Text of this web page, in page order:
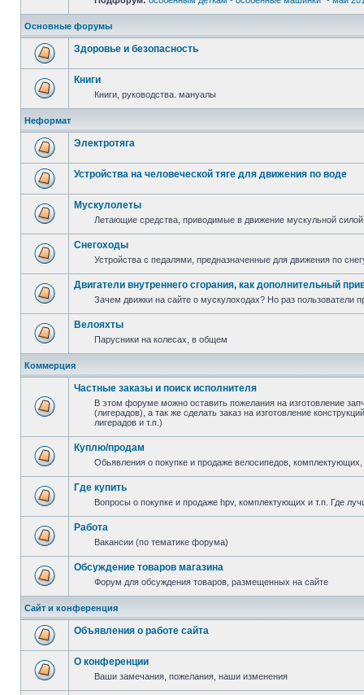
Основные форумы
Здоровье и безопасность
Книги
Книги, руководства. мануалы
Неформат
Электротяга
Устройства на человеческой тяге для движения по воде
Мускулолеты
Летающие средства, приводимые в движение мускульной силой
Снегоходы
Устройства с педалями, предназначенные для движения по
Двигатели внутреннего сгорания, как дополнительный
Зачем движки на сайте о мускулоходах? Но раз пользователи
Велояхты
Парусники на колесах, в общем
Коммерция
Частные заказы и поиск исполнителя
В этом форуме можно оставить пожелания на изготовление
(лигерадов), а так же сделать заказ на изготовление
лигерадов и т.п.)
Куплю/продам
Обьявления о покупке и продаже велосипедов,
Где купить
Вопросы о покупке и продаже hpv, комплектующих и т.п. Где
Работа
Вакансии (по тематике форума)
Обсуждение товаров магазина
Форум для обсуждения товаров, размещенных на сайте
Сайт и конференция
Объявления о работе сайта
О конференции
Ваши замечания, пожелания, наши изменения